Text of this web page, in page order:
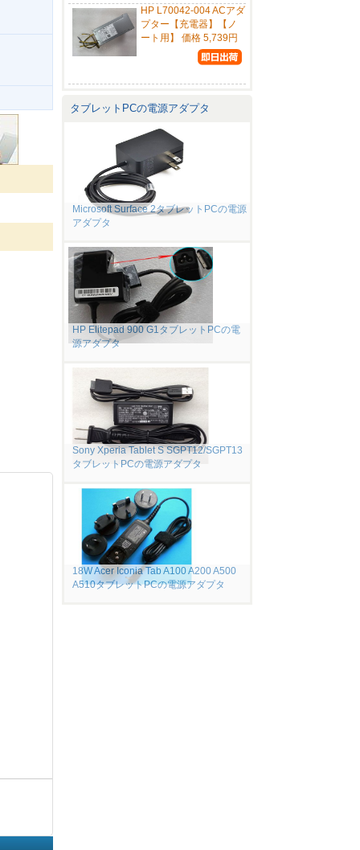
HP L70042-004 ACアダ
プター【充電器】【ノ
ート用】 価格 5,739円
タブレットPCの電源アダプタ
Microsoft Surface 2タブレットPCの電源
アダプタ
HP Elitepad 900 G1タブレットPCの電
源アダプタ
Sony Xperia Tablet S SGPT12/SGPT13
タブレットPCの電源アダプタ
18W Acer Iconia Tab A100 A200 A500
A510タブレットPCの電源アダプタ